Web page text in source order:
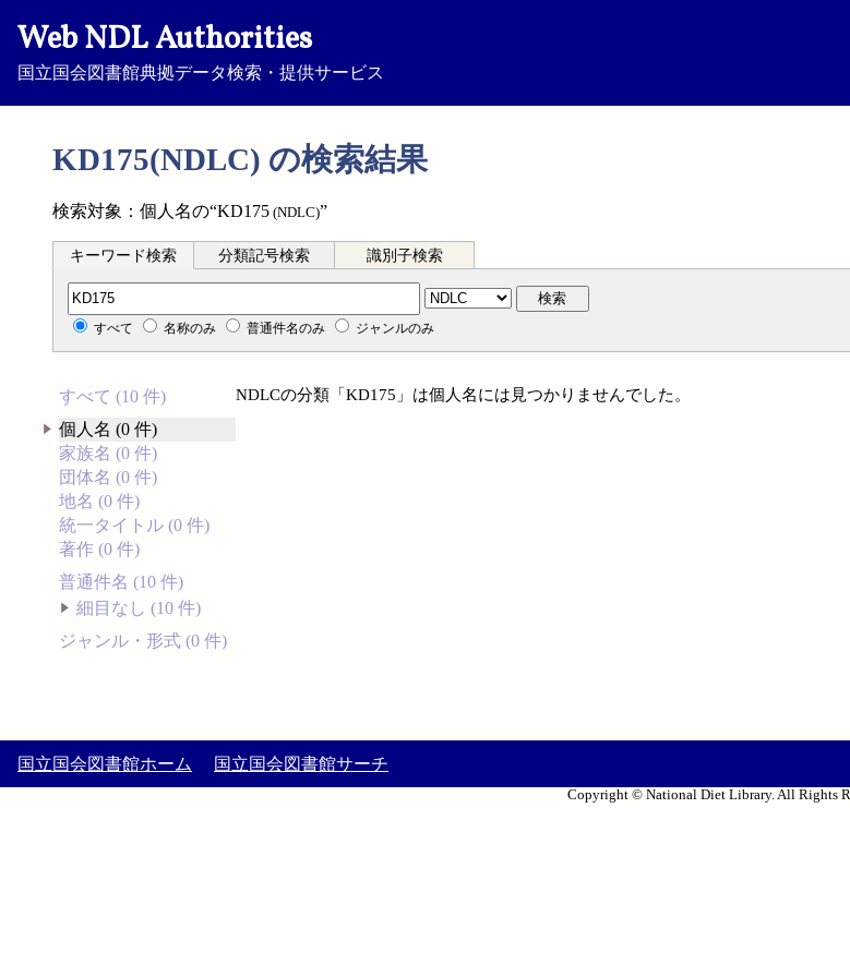
Web NDL Authorities
国立国会図書館典拠データ検索・提供サービス
KD175(NDLC) の検索結果
検索対象：個人名の“KD175 (NDLC)”
キーワード検索 分類記号検索 識別子検索
分類記号検索 検索
すべて 名称のみ 普通件名のみ ジャンルのみ
すべて (10 件)
個人名 (0 件)
家族名 (0 件)
団体名 (0 件)
地名 (0 件)
統一タイトル (0 件)
著作 (0 件)
普通件名 (10 件)
細目なし (10 件)
ジャンル・形式 (0 件)
NDLCの分類「KD175」は個人名には見つかりませんでした。
国立国会図書館ホーム 国立国会図書館サーチ
Copyright © National Diet Library. All Rights